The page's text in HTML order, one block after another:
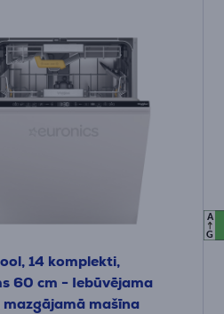
14 komplekti,
60 cm - Iebūvējama
mašīna
A
G